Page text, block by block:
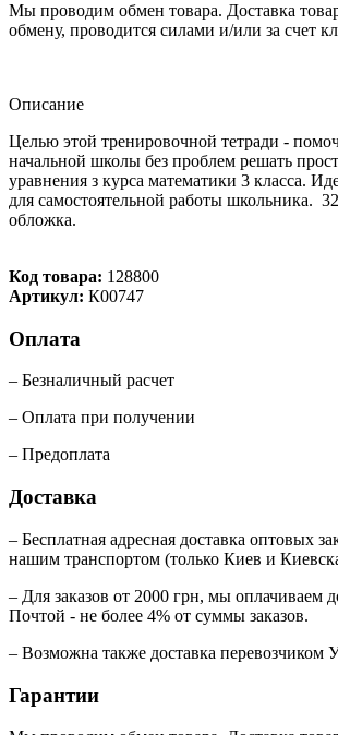
Мы проводим обмен товара. Доставка
обмену, проводится силами и/или за счет
Описание
Целью этой тренировочной тетради -
начальной школы без проблем решать
уравнения з курса математики 3 класса.
для самостоятельной работы школьника.
обложка.
Код товара: 128800
Артикул: К00747
Оплата
– Безналичный расчет
– Оплата при получении
– Предоплата
Доставка
– Бесплатная адресная доставка оптовых
нашим транспортом (только Киев и
– Для заказов от 2000 грн, мы оплачиваем
Почтой - не более 4% от суммы заказов.
– Возможна также доставка перевозчиком
Гарантии